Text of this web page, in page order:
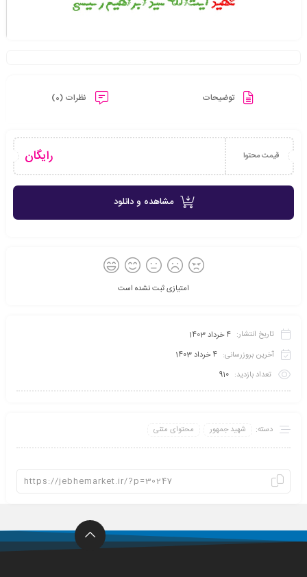
توضیحات نظرات (0)
قیمت محتوا رایگان
مشاهده و دانلود
امتیازی ثبت نشده است
تاریخ انتشار: 4 خرداد 1403
آخرین بروزرسانی: 4 خرداد 1403
تعداد بازدید: 910
دسته: شهید جمهور محتوای متنی